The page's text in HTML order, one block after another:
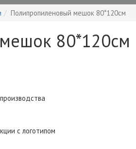
Полипропиленовый мешок 80*120см
80*120см
с логотипом